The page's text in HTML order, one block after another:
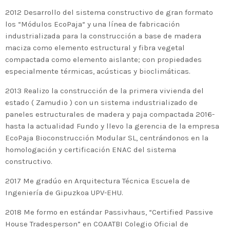
2012 Desarrollo del sistema constructivo de gran formato
los “Módulos EcoPaja“ y una línea de fabricación
industrializada para la construcción a base de madera
maciza como elemento estructural y fibra vegetal
compactada como elemento aislante; con propiedades
especialmente térmicas, acústicas y bioclimáticas.
2013 Realizo la construcción de la primera vivienda del
estado ( Zamudio ) con un sistema industrializado de
paneles estructurales de madera y paja compactada 2016-
hasta la actualidad Fundo y llevo la gerencia de la empresa
EcoPaja Bioconstrucción Modular SL, centrándonos en la
homologación y certificación ENAC del sistema
constructivo.
2017 Me gradúo en Arquitectura Técnica Escuela de
Ingeniería de Gipuzkoa UPV-EHU.
2018 Me formo en estándar Passivhaus, “Certified Passive
House Tradesperson” en COAATBI Colegio Oficial de